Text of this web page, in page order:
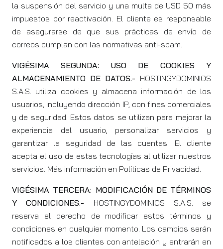
la suspensión del servicio y una multa de USD 50 más
impuestos por reactivación. El cliente es responsable
de asegurarse de que sus prácticas de envío de
correos cumplan con las normativas anti-spam.
VIGÉSIMA SEGUNDA: USO DE COOKIES Y
ALMACENAMIENTO DE DATOS.- HOSTINGYDOMINIOS
S.A.S. utiliza cookies y almacena información de los
usuarios, incluyendo dirección IP, con fines comerciales
y de seguridad. Estos datos se utilizan para mejorar la
experiencia del usuario, personalizar servicios y
garantizar la seguridad de las cuentas. El cliente
acepta el uso de estas tecnologías al utilizar nuestros
servicios. Más información en Políticas de Privacidad.
VIGÉSIMA TERCERA: MODIFICACIÓN DE TÉRMINOS
Y CONDICIONES.- HOSTINGYDOMINIOS S.A.S. se
reserva el derecho de modificar estos términos y
condiciones en cualquier momento. Los cambios serán
notificados a los clientes con antelación y entrarán en